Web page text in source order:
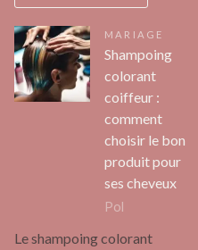
MARIAGE
Shampoing
colorant
coiffeur :
comment
choisir le bon
produit pour
ses cheveux
Pol
Le shampoing colorant